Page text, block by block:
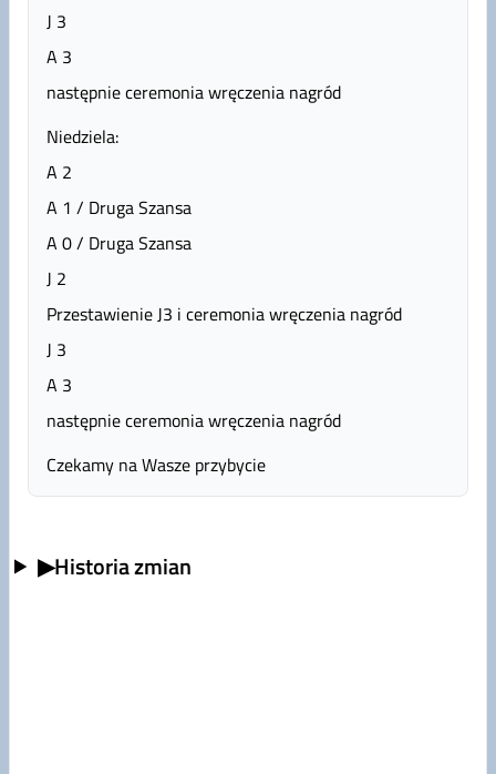
J 3
A 3
następnie ceremonia wręczenia nagród
Niedziela:
A 2
A 1 / Druga Szansa
A 0 / Druga Szansa
J 2
Przestawienie J3 i ceremonia wręczenia nagród
J 3
A 3
następnie ceremonia wręczenia nagród
Czekamy na Wasze przybycie
▶Historia zmian